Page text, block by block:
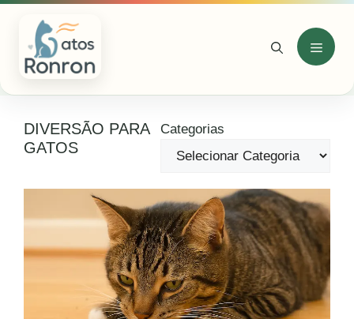
Pular
conteúdo
Menu
DIVERSÃO PARA
GATOS
Categorias